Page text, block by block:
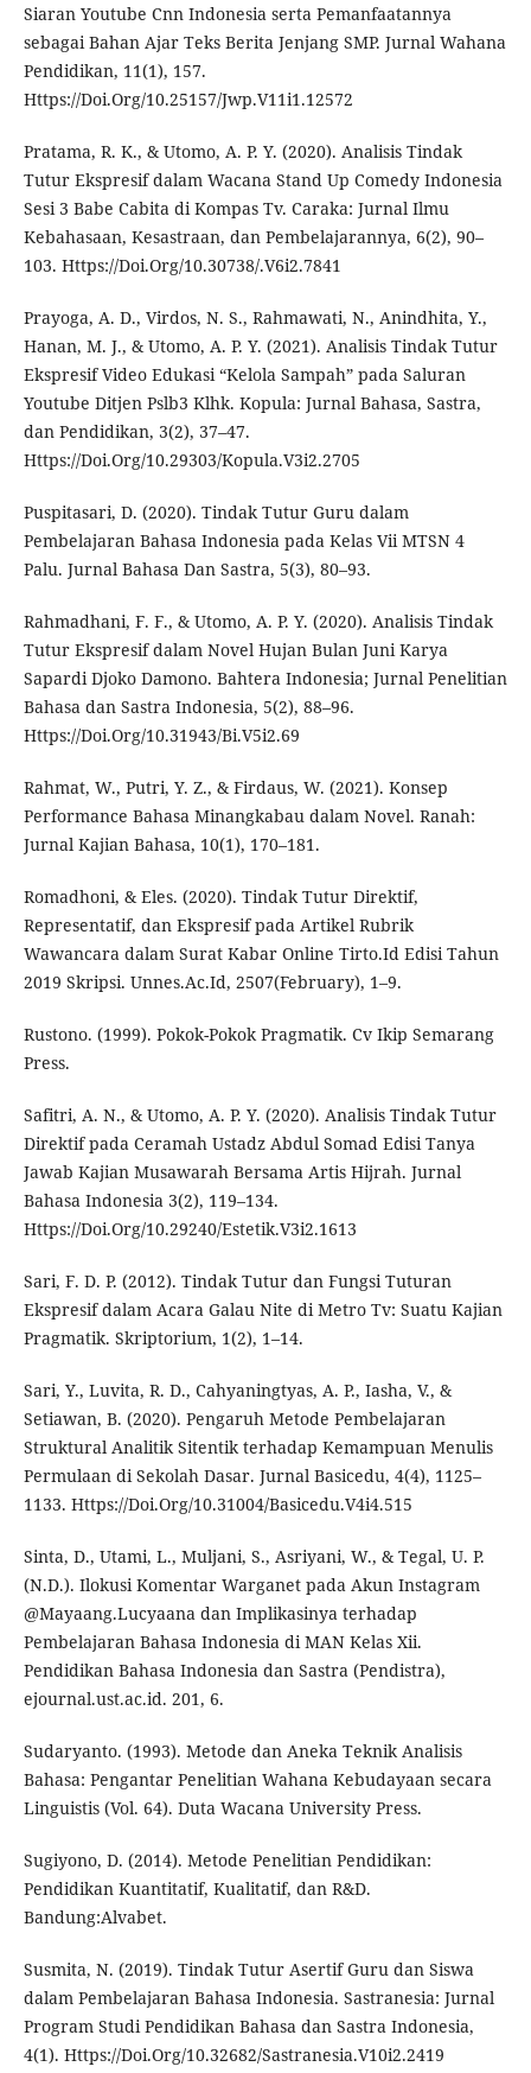
Siaran Youtube Cnn Indonesia serta Pemanfaatannya
sebagai Bahan Ajar Teks Berita Jenjang SMP. Jurnal Wahana
Pendidikan, 11(1), 157.
Https://Doi.Org/10.25157/Jwp.V11i1.12572
Pratama, R. K., & Utomo, A. P. Y. (2020). Analisis Tindak
Tutur Ekspresif dalam Wacana Stand Up Comedy Indonesia
Sesi 3 Babe Cabita di Kompas Tv. Caraka: Jurnal Ilmu
Kebahasaan, Kesastraan, dan Pembelajarannya, 6(2), 90–
103. Https://Doi.Org/10.30738/.V6i2.7841
Prayoga, A. D., Virdos, N. S., Rahmawati, N., Anindhita, Y.,
Hanan, M. J., & Utomo, A. P. Y. (2021). Analisis Tindak Tutur
Ekspresif Video Edukasi “Kelola Sampah” pada Saluran
Youtube Ditjen Pslb3 Klhk. Kopula: Jurnal Bahasa, Sastra,
dan Pendidikan, 3(2), 37–47.
Https://Doi.Org/10.29303/Kopula.V3i2.2705
Puspitasari, D. (2020). Tindak Tutur Guru dalam
Pembelajaran Bahasa Indonesia pada Kelas Vii MTSN 4
Palu. Jurnal Bahasa Dan Sastra, 5(3), 80–93.
Rahmadhani, F. F., & Utomo, A. P. Y. (2020). Analisis Tindak
Tutur Ekspresif dalam Novel Hujan Bulan Juni Karya
Sapardi Djoko Damono. Bahtera Indonesia; Jurnal Penelitian
Bahasa dan Sastra Indonesia, 5(2), 88–96.
Https://Doi.Org/10.31943/Bi.V5i2.69
Rahmat, W., Putri, Y. Z., & Firdaus, W. (2021). Konsep
Performance Bahasa Minangkabau dalam Novel. Ranah:
Jurnal Kajian Bahasa, 10(1), 170–181.
Romadhoni, & Eles. (2020). Tindak Tutur Direktif,
Representatif, dan Ekspresif pada Artikel Rubrik
Wawancara dalam Surat Kabar Online Tirto.Id Edisi Tahun
2019 Skripsi. Unnes.Ac.Id, 2507(February), 1–9.
Rustono. (1999). Pokok-Pokok Pragmatik. Cv Ikip Semarang
Press.
Safitri, A. N., & Utomo, A. P. Y. (2020). Analisis Tindak Tutur
Direktif pada Ceramah Ustadz Abdul Somad Edisi Tanya
Jawab Kajian Musawarah Bersama Artis Hijrah. Jurnal
Bahasa Indonesia 3(2), 119–134.
Https://Doi.Org/10.29240/Estetik.V3i2.1613
Sari, F. D. P. (2012). Tindak Tutur dan Fungsi Tuturan
Ekspresif dalam Acara Galau Nite di Metro Tv: Suatu Kajian
Pragmatik. Skriptorium, 1(2), 1–14.
Sari, Y., Luvita, R. D., Cahyaningtyas, A. P., Iasha, V., &
Setiawan, B. (2020). Pengaruh Metode Pembelajaran
Struktural Analitik Sitentik terhadap Kemampuan Menulis
Permulaan di Sekolah Dasar. Jurnal Basicedu, 4(4), 1125–
1133. Https://Doi.Org/10.31004/Basicedu.V4i4.515
Sinta, D., Utami, L., Muljani, S., Asriyani, W., & Tegal, U. P.
(N.D.). Ilokusi Komentar Warganet pada Akun Instagram
@Mayaang.Lucyaana dan Implikasinya terhadap
Pembelajaran Bahasa Indonesia di MAN Kelas Xii.
Pendidikan Bahasa Indonesia dan Sastra (Pendistra),
ejournal.ust.ac.id. 201, 6.
Sudaryanto. (1993). Metode dan Aneka Teknik Analisis
Bahasa: Pengantar Penelitian Wahana Kebudayaan secara
Linguistis (Vol. 64). Duta Wacana University Press.
Sugiyono, D. (2014). Metode Penelitian Pendidikan:
Pendidikan Kuantitatif, Kualitatif, dan R&D.
Bandung:Alvabet.
Susmita, N. (2019). Tindak Tutur Asertif Guru dan Siswa
dalam Pembelajaran Bahasa Indonesia. Sastranesia: Jurnal
Program Studi Pendidikan Bahasa dan Sastra Indonesia,
4(1). Https://Doi.Org/10.32682/Sastranesia.V10i2.2419